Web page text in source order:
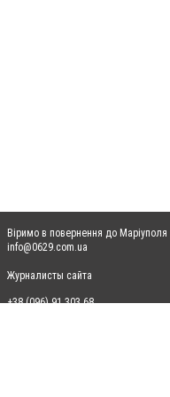
Віримо в повернення до Маріуполя
info@0629.com.ua
Журналисты сайта
+38 (096) 91 303 68